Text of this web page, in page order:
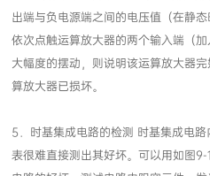
算放大器已损坏。